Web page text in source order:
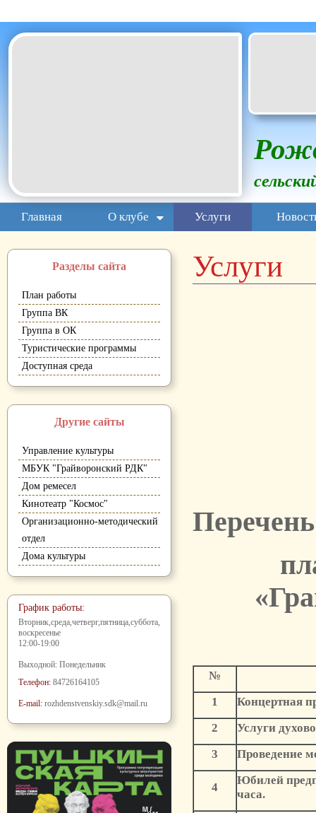
Главная О клубе Услуги
Разделы сайта
План работы
Группа ВК
Группа в ОК
Туристические программы
Доступная среда
Другие сайты
Управление культуры
МБУК "Грайворонский РДК"
Дом ремесел
Кинотеатр "Космос"
Организационно-методический
отдел
Дома культуры
График работы:
Вторник,среда,четверг,пятница,суббота,
воскресенье
12:00-19:00
Выходной: Понедельник
Телефон: 84726164105
E-mail: rozhdenstvenskiy.sdk@mail.ru
Услуги
Перечень
№
1
Концертная
2
Услуги
3
Проведение
4
Юбилей
часа.